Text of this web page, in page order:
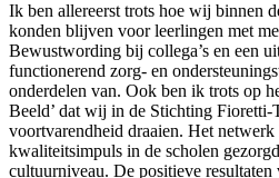
Ik ben allereerst trots hoe wij binnen
konden blijven voor leerlingen met
Bewustwording bij collega’s en een
functionerend zorg- en
onderdelen van. Ook ben ik trots op
Beeld’ dat wij in de Stichting
voortvarendheid draaien. Het
kwaliteitsimpuls in de scholen
cultuurniveau. De positieve resultaten